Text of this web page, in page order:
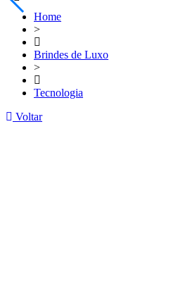
Home
>
Brindes de Luxo
>
Tecnologia
Voltar